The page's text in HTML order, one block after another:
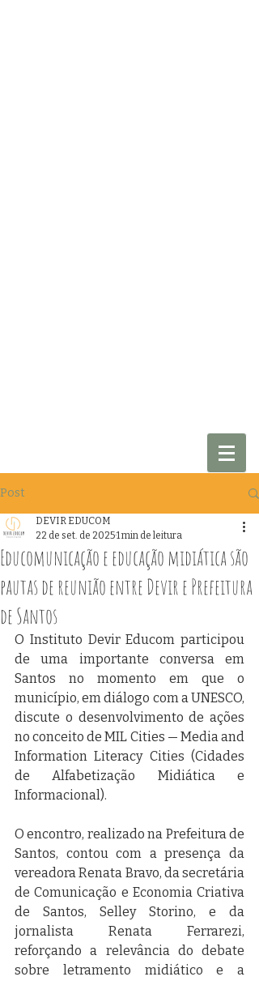
Post
Educomunicação e educação midiática são
pautas de reunião entre Devir e Prefeitura
de Santos
DEVIR EDUCOM
22 de set. de 20251 min de leitura
O Instituto Devir Educom participou
de uma importante conversa em
Santos no momento em que o
município, em diálogo com a UNESCO,
discute o desenvolvimento de ações
no conceito de MIL Cities — Media and
Information Literacy Cities (Cidades
de Alfabetização Midiática e
Informacional).
O encontro, realizado na Prefeitura de
Santos, contou com a presença da
vereadora Renata Bravo, da secretária
de Comunicação e Economia Criativa
de Santos, Selley Storino, e da
jornalista Renata Ferrarezi,
reforçando a relevância do debate
sobre letramento midiático e a